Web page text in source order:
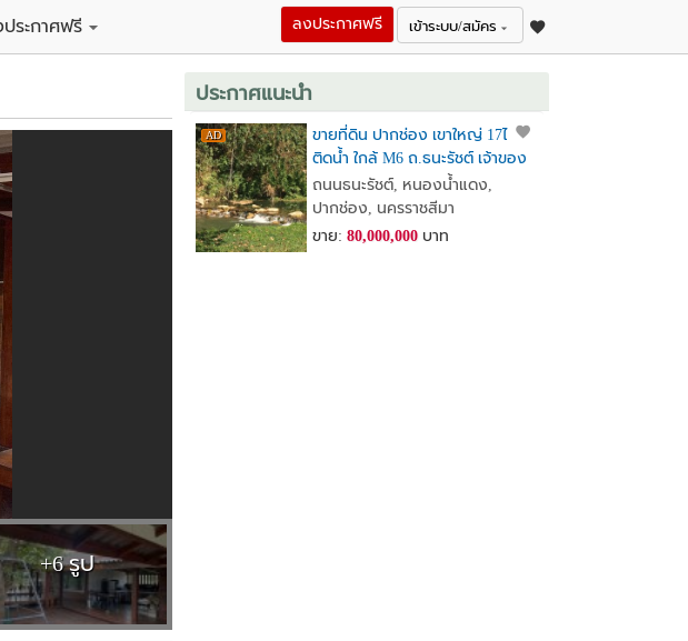
ระกาศฟรี
เข้าระบบ/สมัคร
ลงประกาศฟรี
+6 รูป
ประกาศแนะนำ
ขายที่ดิน ปากช่อง เขาใหญ่ 17ไร่+
ติดน้ำ ใกล้ M6 ถ.ธนะรัชต์ เจ้าของ
ขายเอง
ถนนธนะรัชต์​, หนองน้ำแดง,
ปากช่อง, นครราชสีมา
ขาย: 80,000,000บาท